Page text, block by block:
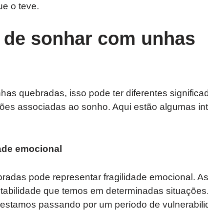
o teve.
sonhar com unhas
quebradas, isso pode ter diferentes
associadas ao sonho. Aqui estão algumas
emocional
pode representar fragilidade emocional.
que temos em determinadas
passando por um período de